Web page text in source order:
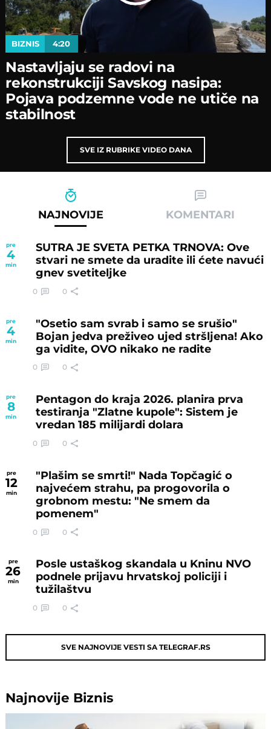
BIZNIS 4:20
Nastavljaјu se radovi na
rekonstrukciјi Savskog nasipa:
Poјava podzemne vode ne utiče na
stabilnost
SVE IZ RUBRIKE VIDEO DANA
NAJNOVIJE KOMENTARI
pre
4
min
SUTRA JE SVETA PETKA TRNOVA: Ove
stvari ne smete da uradite ili ćete navući
gnev svetiteljke
0 0
pre
4
min
"Osetio sam svrab i samo se srušio"
Bojan jedva preživeo ujed stršljena! Ako
ga vidite, OVO nikako ne radite
0 0
pre
8
min
Pentagon do kraja 2026. planira prva
testiranja "Zlatne kupole": Sistem je
vredan 185 milijardi dolara
0 0
pre
12
min
"Plašim se smrti!" Nada Topčagić o
najvećem strahu, pa progovorila o
grobnom mestu: "Ne smem da
pomenem"
0 0
pre
26
min
Posle ustaškog skandala u Kninu NVO
podnele prijavu hrvatskoj policiji i
tužilaštvu
0 0
SVE NAJNOVIJE VESTI SA TELEGRAF.RS
Najnovije Biznis